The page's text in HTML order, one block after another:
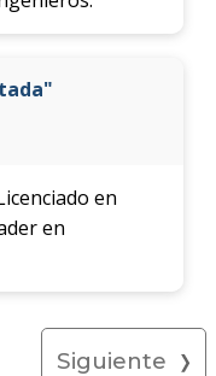
en
en
Siguiente